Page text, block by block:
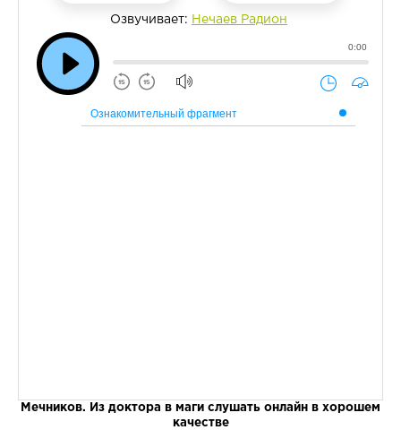
Озвучивает: Нечаев Радион
0:00
Ознакомительный фрагмент
Мечников. Из доктора в маги слушать онлайн в хорошем
качестве